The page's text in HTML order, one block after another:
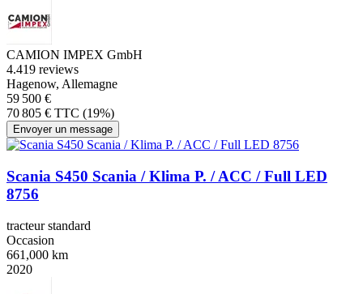
CAMION IMPEX GmbH
4.419 reviews
Hagenow, Allemagne
59 500 €
70 805 € TTC (19%)
Envoyer un message
Scania S450 Scania / Klima P. / ACC / Full LED
8756
tracteur standard
Occasion
661,000 km
2020